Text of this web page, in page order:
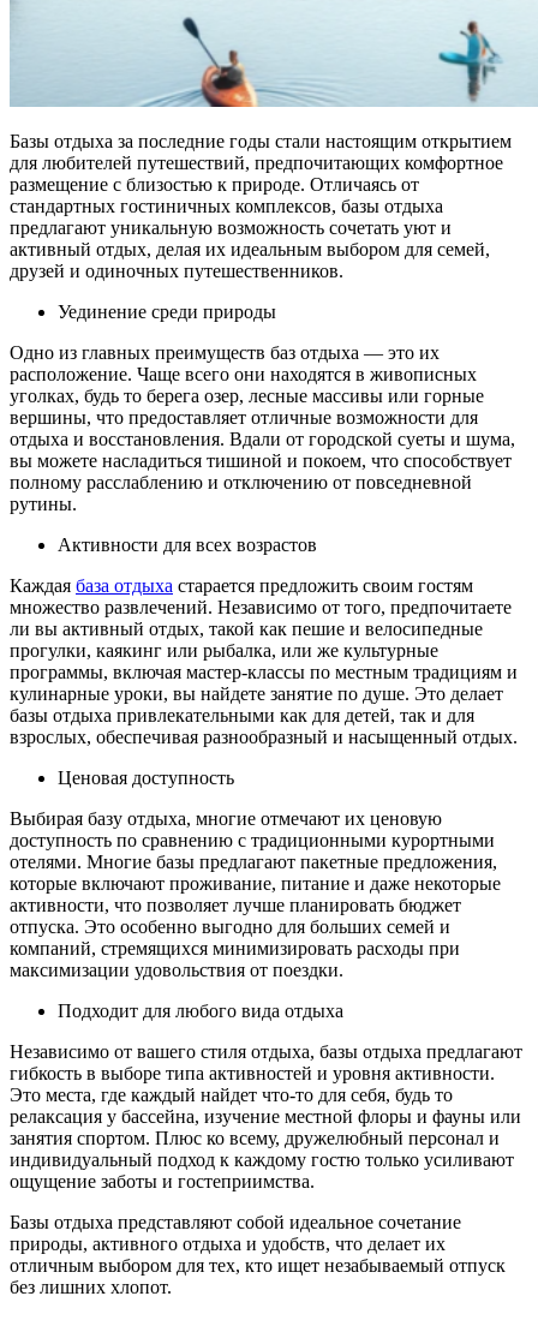
Базы отдыха за последние годы стали настоящим открытием
для любителей путешествий, предпочитающих комфортное
размещение с близостью к природе. Отличаясь от
стандартных гостиничных комплексов, базы отдыха
предлагают уникальную возможность сочетать уют и
активный отдых, делая их идеальным выбором для семей,
друзей и одиночных путешественников.
Уединение среди природы
Одно из главных преимуществ баз отдыха — это их
расположение. Чаще всего они находятся в живописных
уголках, будь то берега озер, лесные массивы или горные
вершины, что предоставляет отличные возможности для
отдыха и восстановления. Вдали от городской суеты и шума,
вы можете насладиться тишиной и покоем, что способствует
полному расслаблению и отключению от повседневной
рутины.
Активности для всех возрастов
Каждая база отдыха старается предложить своим гостям
множество развлечений. Независимо от того, предпочитаете
ли вы активный отдых, такой как пешие и велосипедные
прогулки, каякинг или рыбалка, или же культурные
программы, включая мастер-классы по местным традициям и
кулинарные уроки, вы найдете занятие по душе. Это делает
базы отдыха привлекательными как для детей, так и для
взрослых, обеспечивая разнообразный и насыщенный отдых.
Ценовая доступность
Выбирая базу отдыха, многие отмечают их ценовую
доступность по сравнению с традиционными курортными
отелями. Многие базы предлагают пакетные предложения,
которые включают проживание, питание и даже некоторые
активности, что позволяет лучше планировать бюджет
отпуска. Это особенно выгодно для больших семей и
компаний, стремящихся минимизировать расходы при
максимизации удовольствия от поездки.
Подходит для любого вида отдыха
Независимо от вашего стиля отдыха, базы отдыха предлагают
гибкость в выборе типа активностей и уровня активности.
Это места, где каждый найдет что-то для себя, будь то
релаксация у бассейна, изучение местной флоры и фауны или
занятия спортом. Плюс ко всему, дружелюбный персонал и
индивидуальный подход к каждому гостю только усиливают
ощущение заботы и гостеприимства.
Базы отдыха представляют собой идеальное сочетание
природы, активного отдыха и удобств, что делает их
отличным выбором для тех, кто ищет незабываемый отпуск
без лишних хлопот.